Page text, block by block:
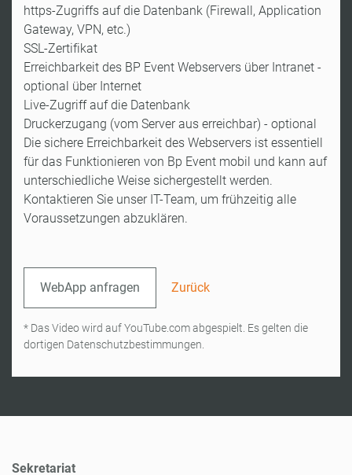
https-Zugriffs auf die Datenbank (Firewall, Application
Gateway, VPN, etc.)
SSL-Zertifikat
Erreichbarkeit des BP Event Webservers über Intranet -
optional über Internet
Live-Zugriff auf die Datenbank
Druckerzugang (vom Server aus erreichbar) - optional
Die sichere Erreichbarkeit des Webservers ist essentiell
für das Funktionieren von Bp Event mobil und kann auf
unterschiedliche Weise sichergestellt werden.
Kontaktieren Sie unser IT-Team, um frühzeitig alle
Voraussetzungen abzuklären.
WebApp anfragen Zurück
* Das Video wird auf YouTube.com abgespielt. Es gelten die
dortigen Datenschutzbestimmungen.
Sekretariat